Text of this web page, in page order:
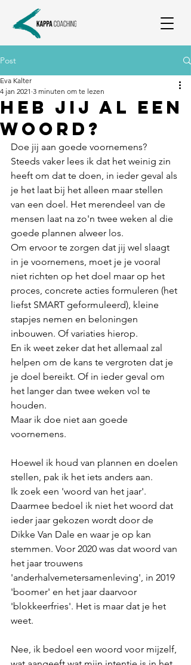
Post
Heb jij al een
woord?
Eva Kalter
4 jan 2021 3 minuten om te lezen
Doe jij aan goede voornemens?
Steeds vaker lees ik dat het weinig zin
heeft om dat te doen, in ieder geval als
je het laat bij het alleen maar stellen
van een doel. Het merendeel van de
mensen laat na zo'n twee weken al die
goede plannen alweer los.
Om ervoor te zorgen dat jij wel slaagt
in je voornemens, moet je je vooral
niet richten op het doel maar op het
proces, concrete acties formuleren (het
liefst SMART geformuleerd), kleine
stapjes nemen en beloningen
inbouwen. Of variaties hierop.
En ik weet zeker dat het allemaal zal
helpen om de kans te vergroten dat je
je doel bereikt. Of in ieder geval om
het langer dan twee weken vol te
houden.
Maar ik doe niet aan goede
voornemens.
Hoewel ik houd van plannen en doelen
stellen, pak ik het iets anders aan.
Ik zoek een 'woord van het jaar'.
Daarmee bedoel ik niet het woord dat
ieder jaar gekozen wordt door de
Dikke Van Dale en waar je op kan
stemmen. Voor 2020 was dat woord van
het jaar trouwens
'anderhalvemetersamenleving', in 2019
'boomer' en het jaar daarvoor
'blokkeerfries'. Het is maar dat je het
weet.
Nee, ik bedoel een woord voor mijzelf,